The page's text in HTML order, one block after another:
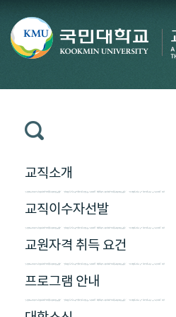
교직소개
교직이수자선발
교원자격 취득 요건
프로그램 안내